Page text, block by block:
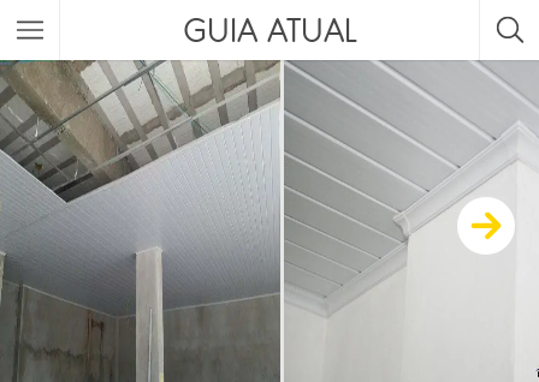
GUIA ATUAL